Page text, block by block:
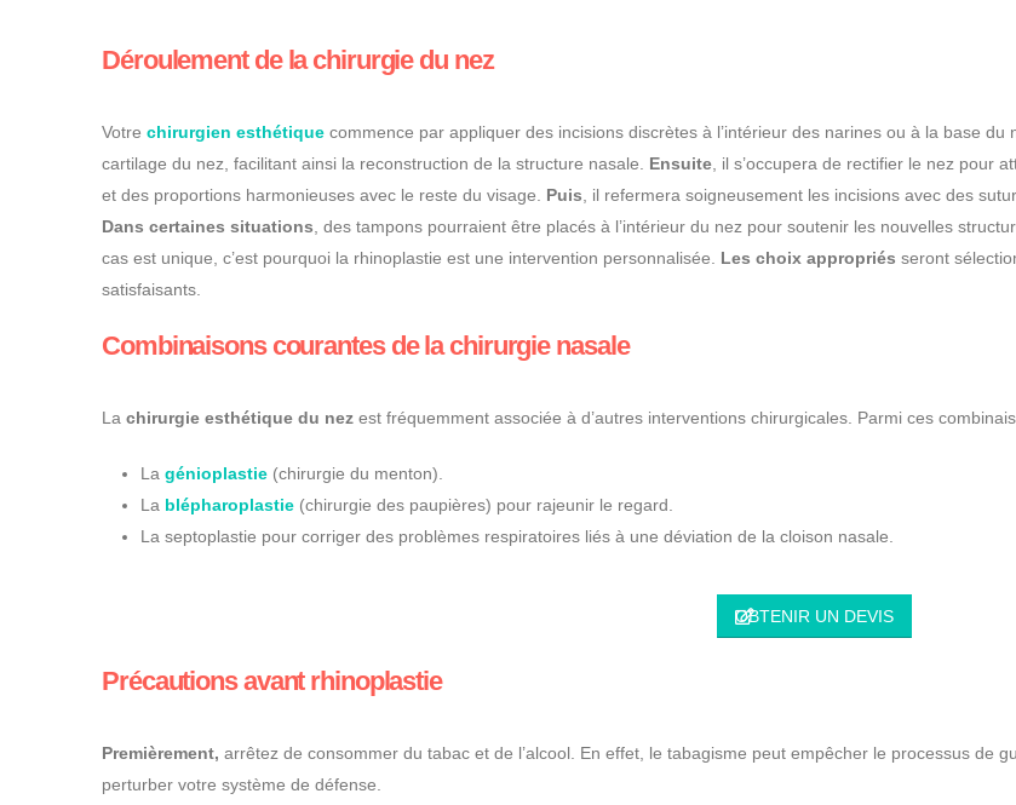
Déroulement de la chirurgie du nez
Votre chirurgien esthétique commence par appliquer des incisions discrètes à l’intérieur des narines ou à la base du
cartilage du nez, facilitant ainsi la reconstruction de la structure nasale. Ensuite , il s’occupera de rectifier le nez pour
et des proportions harmonieuses avec le reste du visage. Puis , il refermera soigneusement les incisions avec des
Dans certaines situations , des tampons pourraient être placés à l’intérieur du nez pour soutenir les nouvelles
cas est unique, c’est pourquoi la rhinoplastie est une intervention personnalisée. Les choix appropriés seront
satisfaisants.
Combinaisons courantes de la chirurgie nasale
La chirurgie esthétique du nez est fréquemment associée à d’autres interventions chirurgicales. Parmi ces
La génioplastie (chirurgie du menton).
La blépharoplastie (chirurgie des paupières) pour rajeunir le regard.
La septoplastie pour corriger des problèmes respiratoires liés à une déviation de la cloison nasale.
OBTENIR UN DEVIS
Précautions avant rhinoplastie
Premièrement, arrêtez de consommer du tabac et de l’alcool. En effet, le tabagisme peut empêcher le processus de
perturber votre système de défense.